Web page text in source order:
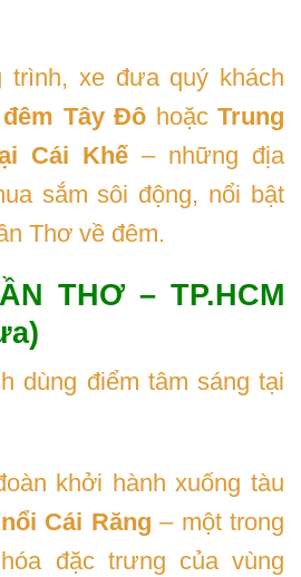
trình, xe đưa quý khách
Tây Đô hoặcTrung
Cái Khế – những địa
sắm sôi động, nổi bật
Thơ về đêm.
THƠ – TP.HCM
dùng điểm tâm sáng tại
khởi hành xuống tàu
Cái Răng – một trong
đặc trưng của vùng